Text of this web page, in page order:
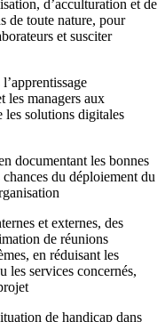
d’acculturation et de
de toute nature, pour
et susciter
les managers aux
les solutions digitales
documentant les bonnes
du déploiement du
et externes, des
de réunions
en réduisant les
les services concernés,
de handicap dans